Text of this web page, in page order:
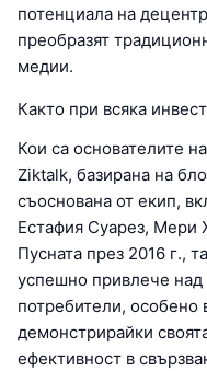
потенциала на
преобразят
медии.
Както при всяка
Кои са основателите
Ziktalk, базирана на
съоснована от екип,
Естафия Суарез,
Пусната през 2016 г.,
успешно привлече над
потребители, особено
демонстрирайки
ефективност в